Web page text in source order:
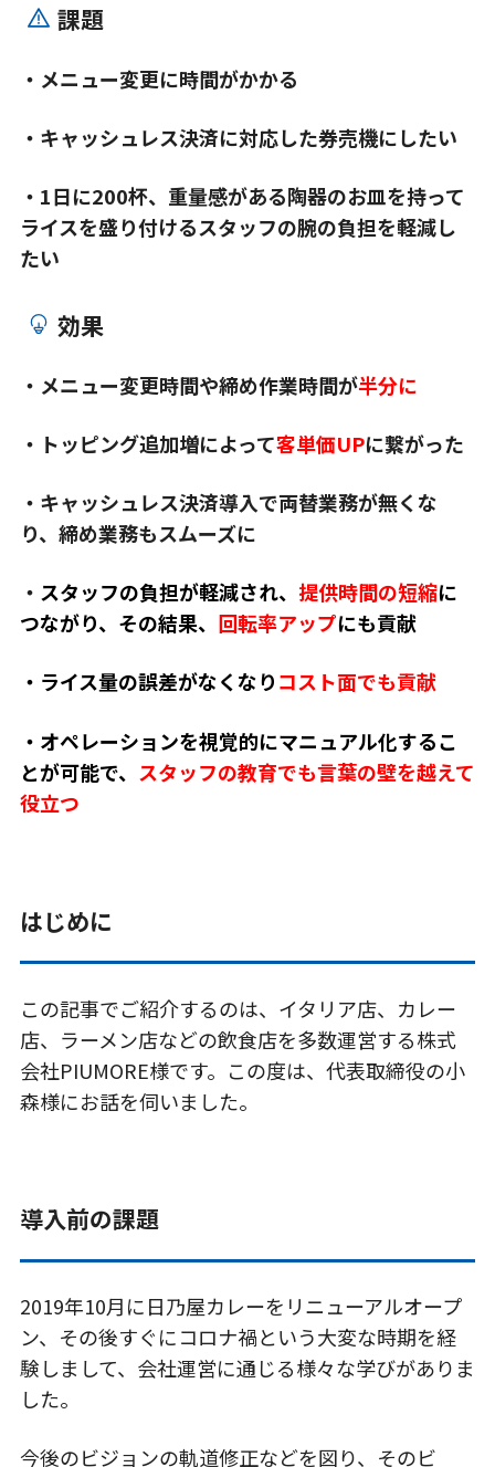
課題
・メニュー変更に時間がかかる
・キャッシュレス決済に対応した券売機にしたい
・1日に200杯、重量感がある陶器のお皿を持って
ライスを盛り付けるスタッフの腕の負担を軽減し
たい
効果
・メニュー変更時間や締め作業時間が半分に
・トッピング追加増によって客単価UPに繋がった
・キャッシュレス決済導入で両替業務が無くな
り、締め業務もスムーズに
・ スタッフの負担が軽減され、 提供時間の短縮に
つながり、その結果、 回転率アップにも貢献
・ライス量の誤差がなくなりコスト面でも貢献
・オペレーションを視覚的にマニュアル化するこ
とが可能で、 スタッフの教育でも言葉の壁を越えて
役立つ
はじめに
この記事でご紹介するのは、 イタリア店、カレー
店、ラーメン店などの飲食店を多数運営する株式
会社PIUMORE様です。 この度は、 代表取締役の小
森様にお話を伺いました。
導入前の課題
2019年10月に日乃屋カレーをリニューアルオープ
ン、その後すぐにコロナ禍という大変な時期を経
験しまして、会社運営に通じる様々な学びがありま
した。
今後のビジョンの軌道修正などを図り、そのビ